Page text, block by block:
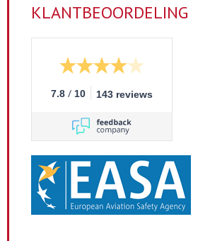
KLANTBEOORDELING
7.8 / 10 143 reviews